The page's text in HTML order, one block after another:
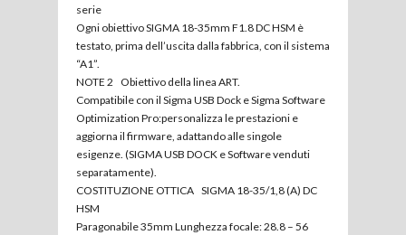
serie
Ogni obiettivo SIGMA 18-35mm F1.8 DC HSM è
testato, prima dell’uscita dalla fabbrica, con il sistema
“A1”.
NOTE 2 Obiettivo della linea ART.
Compatibile con il Sigma USB Dock e Sigma Software
Optimization Pro:personalizza le prestazioni e
aggiorna il firmware, adattando alle singole
esigenze. (SIGMA USB DOCK e Software venduti
separatamente).
COSTITUZIONE OTTICA SIGMA 18-35/1,8 (A) DC
HSM
Paragonabile 35mm Lunghezza focale: 28.8 – 56